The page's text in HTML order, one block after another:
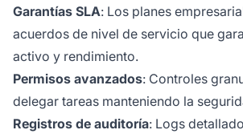
Garantías SLA: Los planes
acuerdos de nivel de servicio que
activo y rendimiento.
Permisos avanzados: Controles
delegar tareas manteniendo la
Registros de auditoría: Logs